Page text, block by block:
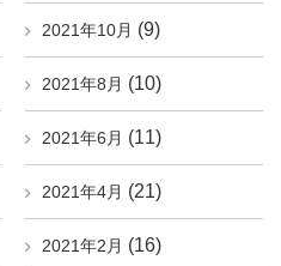
2021年10月 (9)
2021年8月 (10)
2021年6月 (11)
2021年4月 (21)
2021年2月 (16)